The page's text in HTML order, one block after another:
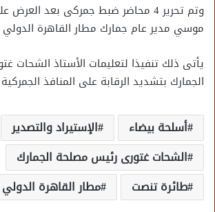
وتم تحرير 4 محاضر ضبط جمركى بعد
موسي مدير عام جمارك مطار القاهرة
يأتى ذلك تنفيذا لتعليمات الأستاذ الشحات
الجمارك بتشديد الرقابة على المنافذ
أسلحة بيضاء
الإستيراد والتصدير
الشحات غتورى رئيس مصلحة الجمارك
طائرة تنصت
مطار القاهرة الدولي